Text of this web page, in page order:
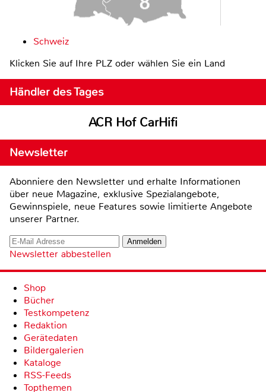
Schweiz
Klicken Sie auf Ihre PLZ oder wählen Sie ein Land
Händler des Tages
ACR Hof CarHifi
Newsletter
Abonniere den Newsletter und erhalte Informationen
über neue Magazine, exklusive Spezialangebote,
Gewinnspiele, neue Features sowie limitierte Angebote
unserer Partner.
Newsletter abbestellen
Shop
Bücher
Testkompetenz
Redaktion
Gerätedaten
Bildergalerien
Kataloge
RSS-Feeds
Topthemen